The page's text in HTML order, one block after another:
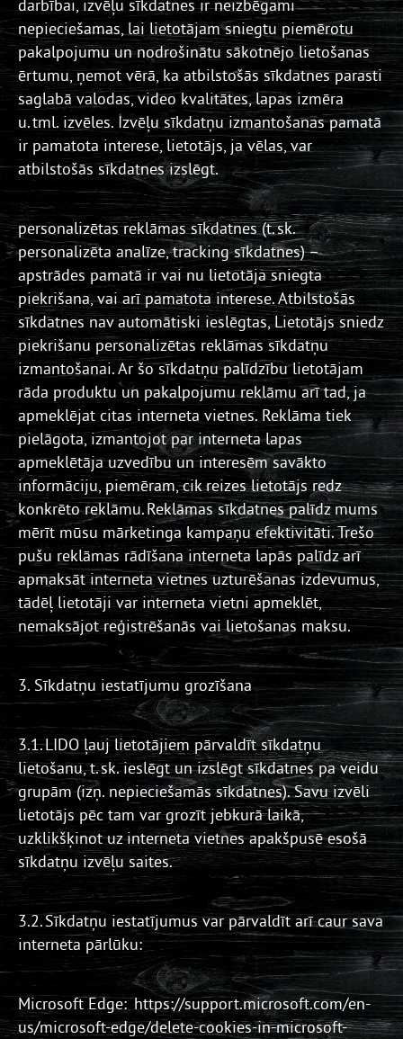
darbībai, izvēļu sīkdatnes ir neizbēgami
nepieciešamas, lai lietotājam sniegtu piemērotu
pakalpojumu un nodrošinātu sākotnējo lietošanas
ērtumu, ņemot vērā, ka atbilstošās sīkdatnes parasti
saglabā valodas, video kvalitātes, lapas izmēra
u. tml. izvēles. Izvēļu sīkdatņu izmantošanas pamatā
ir pamatota interese, lietotājs, ja vēlas, var
atbilstošās sīkdatnes izslēgt.
personalizētas reklāmas sīkdatnes (t. sk.
personalizēta analīze, tracking sīkdatnes) –
apstrādes pamatā ir vai nu lietotāja sniegta
piekrišana, vai arī pamatota interese. Atbilstošās
sīkdatnes nav automātiski ieslēgtas, Lietotājs sniedz
piekrišanu personalizētas reklāmas sīkdatņu
izmantošanai. Ar šo sīkdatņu palīdzību lietotājam
rāda produktu un pakalpojumu reklāmu arī tad, ja
apmeklējat citas interneta vietnes. Reklāma tiek
pielāgota, izmantojot par interneta lapas
apmeklētāja uzvedību un interesēm savākto
informāciju, piemēram, cik reizes lietotājs redz
konkrēto reklāmu. Reklāmas sīkdatnes palīdz mums
mērīt mūsu mārketinga kampaņu efektivitāti. Trešo
pušu reklāmas rādīšana interneta lapās palīdz arī
apmaksāt interneta vietnes uzturēšanas izdevumus,
tādēļ lietotāji var interneta vietni apmeklēt,
nemaksājot reģistrēšanās vai lietošanas maksu.
3. Sīkdatņu iestatījumu grozīšana
3.1. LIDO ļauj lietotājiem pārvaldīt sīkdatņu
lietošanu, t. sk. ieslēgt un izslēgt sīkdatnes pa veidu
grupām (izņ. nepieciešamās sīkdatnes). Savu izvēli
lietotājs pēc tam var grozīt jebkurā laikā,
uzklikšķinot uz interneta vietnes apakšpusē esošā
sīkdatņu izvēļu saites.
3.2. Sīkdatņu iestatījumus var pārvaldīt arī caur sava
interneta pārlūku:
Microsoft Edge: https://support.microsoft.com/en-
us/microsoft-edge/delete-cookies-in-microsoft-